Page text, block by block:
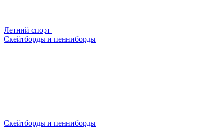
Летний спорт
Скейтборды и пенниборды
Скейтборды и пенниборды